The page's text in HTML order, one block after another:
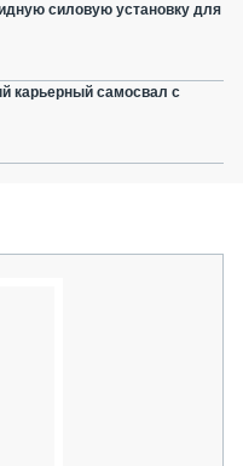
силовую установку для
карьерный самосвал с